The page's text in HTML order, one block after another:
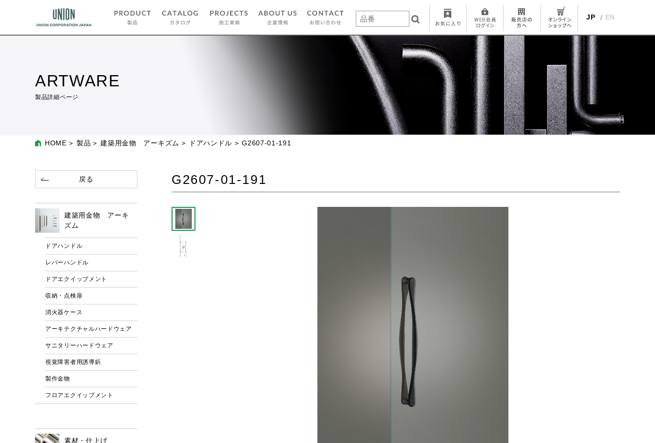
JP EN
ARTWARE
製品詳細ページ
HOME 製品 建築用金物 アーキズム ドアハンドル G2607-01-191
G2607-01-191
戻る
建築用金物 アーキ
ズム
ドアハンドル
レバーハンドル
ドアエクイップメント
収納・点検扉
消火器ケース
アーキテクチャルハードウェア
サニタリーハードウェア
視覚障害者用誘導鋲
製作金物
フロアエクイップメント
素材・仕上げ